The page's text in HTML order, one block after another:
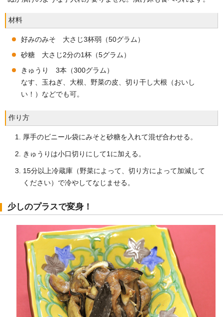
材料
好みのみそ 大さじ3杯弱（50グラム）
砂糖 大さじ2分の1杯（5グラム）
きゅうり 3本（300グラム）
なす、玉ねぎ、大根、野菜の皮、切り干し大根（おいし
い！）などでも可。
作り方
厚手のビニール袋にみそと砂糖を入れて混ぜ合わせる。
きゅうりは小口切りにして1に加える。
15分以上冷蔵庫（野菜によって、切り方によって加減して
ください）で冷やしてなじませる。
少しのプラスで変身！